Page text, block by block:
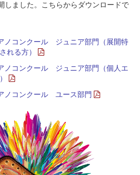
しました。こちらからダウンロードで
ノコンクール ジュニア部門（展開特
れる方）
ノコンクール ジュニア部門（個人エ
ノコンクール ユース部門